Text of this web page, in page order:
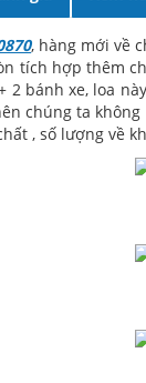
, hàng mới về
tích hợp thêm
2 bánh xe, loa
chúng ta
, số lượng về